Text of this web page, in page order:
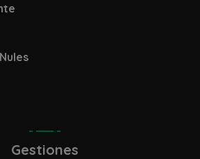
Gestiones